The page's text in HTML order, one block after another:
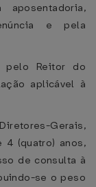
e pela
pelo Reitor do
aplicável à
Gerais,
4 (quatro) anos,
de consulta à
se o peso